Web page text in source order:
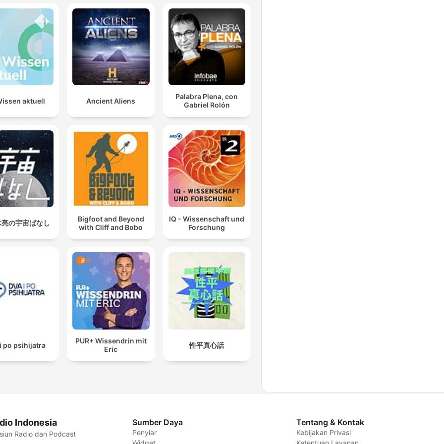
aktuell Ancient Aliens
Palabra Plena, con
Gabriel Rolón
の宇宙ばなし
Bigfoot and Beyond
with Cliff and Bobo
IQ - Wissenschaft und
Forschung
po psihijatra
PUR+ Wissendrin mit
Eric
性平真心話
Indonesia
Radio dan Podcast
Sumber Daya
Penyiar
Tentang & Kontak
Kebijakan Privasi